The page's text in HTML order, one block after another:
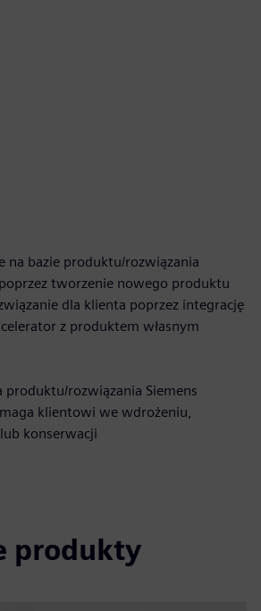
na bazie produktu/rozwiązania
tworzenie nowego produktu
dla klienta poprzez integrację
z produktem własnym
produktu/rozwiązania Siemens
klientowi we wdrożeniu,
konserwacji
produkty